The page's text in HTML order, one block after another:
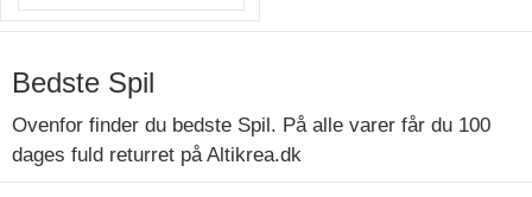
Bedste Spil
Ovenfor finder du bedste Spil. På alle varer får du 100
dages fuld returret på Altikrea.dk